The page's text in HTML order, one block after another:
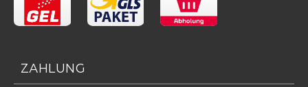
ZAHLUNG